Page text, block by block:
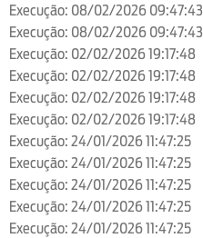
Execução: 08/02/2026 09:47:43
Execução: 08/02/2026 09:47:43
Execução: 02/02/2026 19:17:48
Execução: 02/02/2026 19:17:48
Execução: 02/02/2026 19:17:48
Execução: 02/02/2026 19:17:48
Execução: 24/01/2026 11:47:25
Execução: 24/01/2026 11:47:25
Execução: 24/01/2026 11:47:25
Execução: 24/01/2026 11:47:25
Execução: 24/01/2026 11:47:25